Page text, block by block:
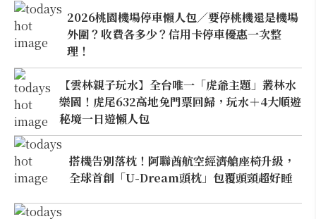
2026桃園機場停車懶人包／要停桃機還是機場
外圍？收費各多少？信用卡停車優惠一次整
理！
【雲林親子玩水】全台唯一「虎爺主題」叢林水
樂園！虎尾632高地免門票回歸，玩水＋4大順遊
秘境一日遊懶人包
搭機告別落枕！阿聯酋航空經濟艙座椅升級，
全球首創「U-Dream頭枕」包覆頭頸超好睡